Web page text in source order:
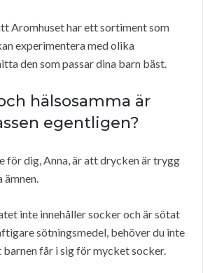
Aromhuset har ett sortiment som
experimentera med olika
den som passar dina barn bäst.
hälsosamma är
egentligen?
för dig, Anna, är att drycken är trygg
ämnen.
inte innehåller socker och är sötat
sötningsmedel, behöver du inte
får i sig för mycket socker.